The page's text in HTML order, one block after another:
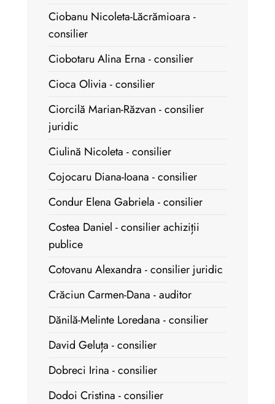
Ciobanu Nicoleta-Lăcrămioara -
consilier
Ciobotaru Alina Erna - consilier
Cioca Olivia - consilier
Ciorcilă Marian-Răzvan - consilier
juridic
Ciulină Nicoleta - consilier
Cojocaru Diana-Ioana - consilier
Condur Elena Gabriela - consilier
Costea Daniel - consilier achiziții
publice
Cotovanu Alexandra - consilier juridic
Crăciun Carmen-Dana - auditor
Dănilă-Melinte Loredana - consilier
David Geluța - consilier
Dobreci Irina - consilier
Dodoi Cristina - consilier